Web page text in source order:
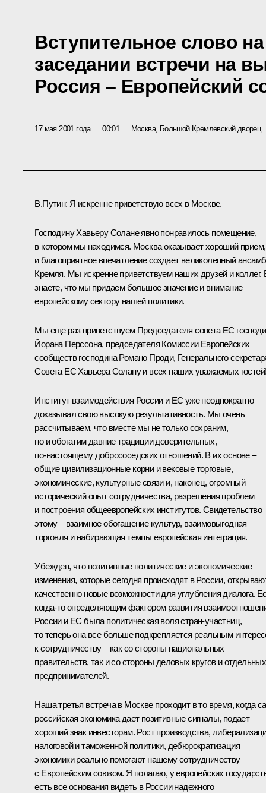
Вступительное слово
заседании встречи на
Россия – Европейский
17 мая 2001 года 00:01 Москва, Большой Кремлевский дворец
В.Путин: Я искренне приветствую всех в Москве.
Господину Хавьеру Солане явно понравилось помещение,
в котором мы находимся. Москва оказывает хороший прием,
и благоприятное впечатление создает великолепный
Кремля. Мы искренне приветствуем наших друзей и коллег.
знаете, что мы придаем большое значение и внимание
европейскому сектору нашей политики.
Мы еще раз приветствуем Председателя совета ЕС
Йорана Перссона, председателя Комиссии Европейских
сообществ господина Романо Проди, Генерального
Совета ЕС Хавьера Солану и всех наших уважаемых
Институт взаимодействия России и ЕС уже неоднократно
доказывал свою высокую результативность. Мы очень
рассчитываем, что вместе мы не только сохраним,
но и обогатим давние традиции доверительных,
по‑настоящему добрососедских отношений. В их основе –
общие цивилизационные корни и вековые торговые,
экономические, культурные связи и, наконец, огромный
исторический опыт сотрудничества, разрешения проблем
и построения общеевропейских институтов. Свидетельство
этому – взаимное обогащение культур, взаимовыгодная
торговля и набирающая темпы европейская интеграция.
Убежден, что позитивные политические и экономические
изменения, которые сегодня происходят в России,
качественно новые возможности для углубления диалога.
когда‑то определяющим фактором развития
России и ЕС была политическая воля стран-участниц,
то теперь она все больше подкрепляется реальным
к сотрудничеству – как со стороны национальных
правительств, так и со стороны деловых кругов и отдельных
предпринимателей.
Наша третья встреча в Москве проходит в то время, когда
российская экономика дает позитивные сигналы, подает
хороший знак инвесторам. Рост производства,
налоговой и таможенной политики, дебюрократизация
экономики реально помогают нашему сотрудничеству
с Европейским союзом. Я полагаю, у европейских
есть все основания видеть в России надежного